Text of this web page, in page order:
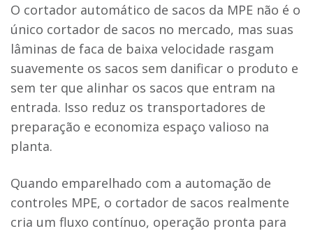
O cortador automático de sacos da MPE não é o
único cortador de sacos no mercado, mas suas
lâminas de faca de baixa velocidade rasgam
suavemente os sacos sem danificar o produto e
sem ter que alinhar os sacos que entram na
entrada. Isso reduz os transportadores de
preparação e economiza espaço valioso na
planta.
Quando emparelhado com a automação de
controles MPE, o cortador de sacos realmente
cria um fluxo contínuo, operação pronta para